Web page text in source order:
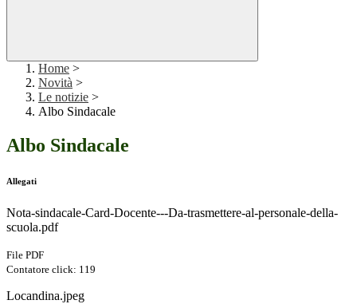
Home >
Novità >
Le notizie >
Albo Sindacale
Albo Sindacale
Allegati
Nota-sindacale-Card-Docente---Da-trasmettere-al-personale-della-
scuola.pdf
File PDF
Contatore click: 119
Locandina.jpeg